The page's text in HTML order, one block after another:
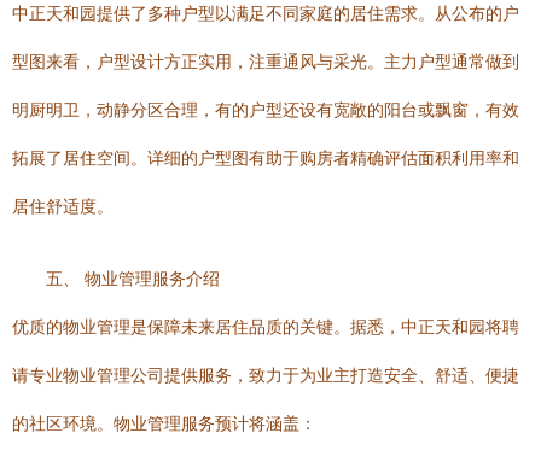
中正天和园提供了多种户型以满足不同家庭的居住需求。从公布的户
型图来看，户型设计方正实用，注重通风与采光。主力户型通常做到
明厨明卫，动静分区合理，有的户型还设有宽敞的阳台或飘窗，有效
拓展了居住空间。详细的户型图有助于购房者精确评估面积利用率和
居住舒适度。
五、 物业管理服务介绍
优质的物业管理是保障未来居住品质的关键。据悉，中正天和园将聘
请专业物业管理公司提供服务，致力于为业主打造安全、舒适、便捷
的社区环境。物业管理服务预计将涵盖：